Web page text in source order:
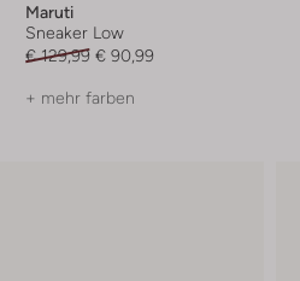
Maruti
Sneaker Low
€ 129,99 € 90,99
+ mehr farben